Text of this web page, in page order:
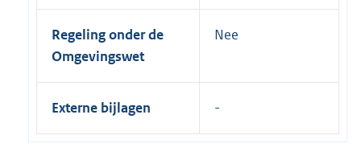
Regeling onder de
Omgevingswet
Nee
Externe bijlagen